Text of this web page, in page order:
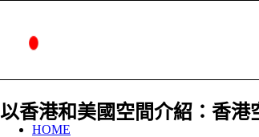
HOME
以香港和美國空間介紹：香港